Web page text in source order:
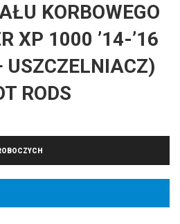
KORBOWEGO
XP 1000 ’14-’16
USZCZELNIACZ)
RODS